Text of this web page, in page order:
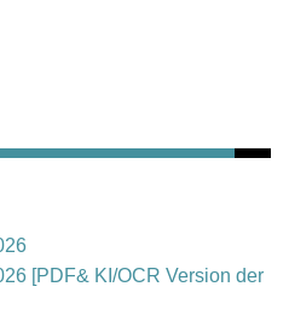
[PDF& KI/OCR Version der